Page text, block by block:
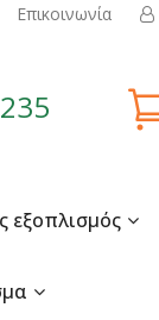
Επικοινωνία
εξοπλισμός